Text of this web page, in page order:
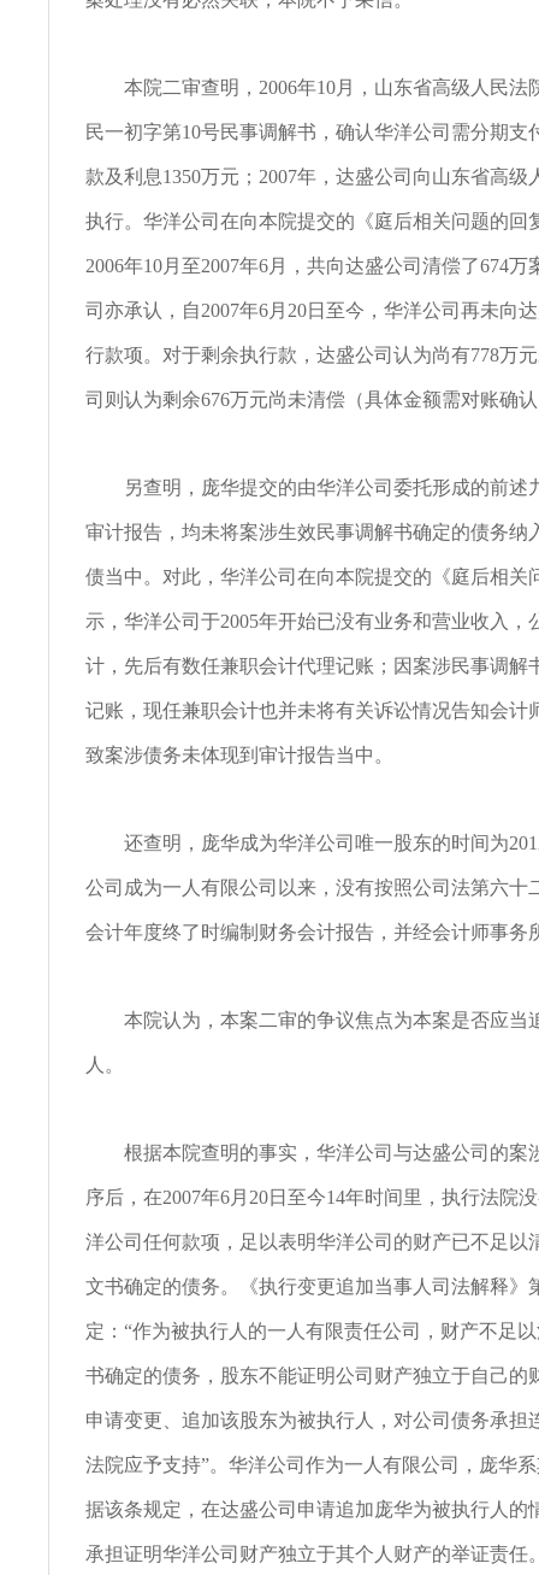
本院二审查明，2006年10月，山东省高级人民法
民一初字第10号民事调解书，确认华洋公司需分期支
款及利息1350万元；2007年，达盛公司向山东省高级
执行。华洋公司在向本院提交的《庭后相关问题的回
2006年10月至2007年6月，共向达盛公司清偿了674万
司亦承认，自2007年6月20日至今，华洋公司再未向
行款项。对于剩余执行款，达盛公司认为尚有778万
司则认为剩余676万元尚未清偿（具体金额需对账确
另查明，庞华提交的由华洋公司委托形成的前述
审计报告，均未将案涉生效民事调解书确定的债务纳
债当中。对此，华洋公司在向本院提交的《庭后相关
示，华洋公司于2005年开始已没有业务和营业收入，
计，先后有数任兼职会计代理记账；因案涉民事调解
记账，现任兼职会计也并未将有关诉讼情况告知会计
致案涉债务未体现到审计报告当中。
还查明，庞华成为华洋公司唯一股东的时间为
公司成为一人有限公司以来，没有按照公司法第六十
会计年度终了时编制财务会计报告，并经会计师事务
本院认为，本案二审的争议焦点为本案是否应当
人。
根据本院查明的事实，华洋公司与达盛公司的案
序后，在2007年6月20日至今14年时间里，执行法院
洋公司任何款项，足以表明华洋公司的财产已不足以
文书确定的债务。《执行变更追加当事人司法解释》
定：“作为被执行人的一人有限责任公司，财产不足
书确定的债务，股东不能证明公司财产独立于自己的
申请变更、追加该股东为被执行人，对公司债务承担
法院应予支持”。华洋公司作为一人有限公司，庞华
据该条规定，在达盛公司申请追加庞华为被执行人的
承担证明华洋公司财产独立于其个人财产的举证责任